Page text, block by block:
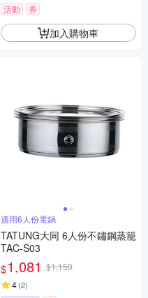
活動 券
加入購物車
適用6人份電鍋
TATUNG大同 6人份不鏽鋼蒸籠
TAC-S03
$1,081 $1,150
4(2)